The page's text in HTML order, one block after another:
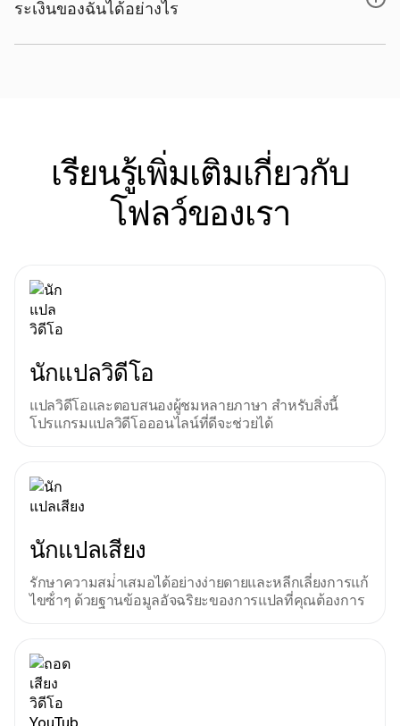
ระเงินของฉันได้อย่างไร
เรียนรู้เพิ่มเติมเกี่ยวกับ
โฟลว์ของเรา
นักแปลวิดีโอ
แปลวิดีโอและตอบสนองผู้ชมหลายภาษา สําหรับสิ่งนี้
โปรแกรมแปลวิดีโอออนไลน์ที่ดีจะช่วยได้
นักแปลเสียง
รักษาความสม่ําเสมอได้อย่างง่ายดายและหลีกเลี่ยงการแก้
ไขซ้ําๆ ด้วยฐานข้อมูลอัจฉริยะของการแปลที่คุณต้องการ